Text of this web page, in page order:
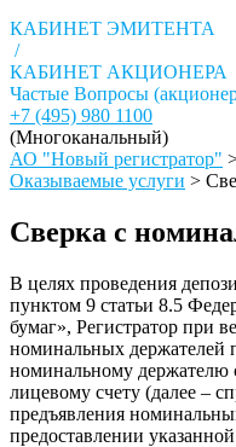
КАБИНЕТ ЭМИТЕНТА
/
КАБИНЕТ АКЦИОНЕРА
Частые Вопросы
+7 (495) 980 1100
(Многоканальный)
АО "Новый регистратор"
Оказываемые услуги >
Сверка с
В целях проведения
пунктом 9 статьи 8.5
бумаг», Регистратор при
номинальных держателей
номинальному держателю
лицевому счету (далее –
предъявления
предоставлении